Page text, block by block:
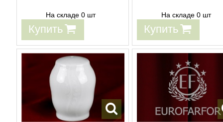
На складе 0 шт
Купить
На складе 0 шт
Купить